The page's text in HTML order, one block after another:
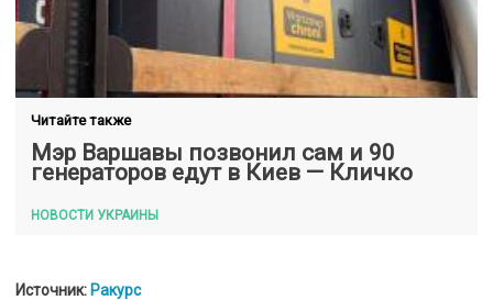
Читайте также
Мэр Варшавы позвонил сам и 90
генераторов едут в Киев — Кличко
НОВОСТИ УКРАИНЫ
Источник: Ракурс